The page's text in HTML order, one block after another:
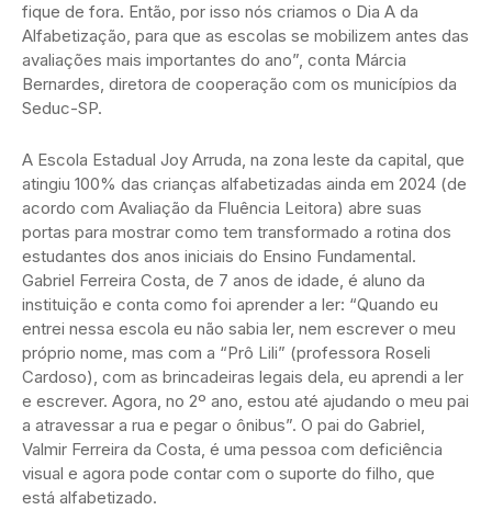
fique de fora. Então, por isso nós criamos o Dia A da
Alfabetização, para que as escolas se mobilizem antes das
avaliações mais importantes do ano”, conta Márcia
Bernardes, diretora de cooperação com os municípios da
Seduc-SP.
A Escola Estadual Joy Arruda, na zona leste da capital, que
atingiu 100% das crianças alfabetizadas ainda em 2024 (de
acordo com Avaliação da Fluência Leitora) abre suas
portas para mostrar como tem transformado a rotina dos
estudantes dos anos iniciais do Ensino Fundamental.
Gabriel Ferreira Costa, de 7 anos de idade, é aluno da
instituição e conta como foi aprender a ler: “Quando eu
entrei nessa escola eu não sabia ler, nem escrever o meu
próprio nome, mas com a “Prô Lili” (professora Roseli
Cardoso), com as brincadeiras legais dela, eu aprendi a ler
e escrever. Agora, no 2º ano, estou até ajudando o meu pai
a atravessar a rua e pegar o ônibus”. O pai do Gabriel,
Valmir Ferreira da Costa, é uma pessoa com deficiência
visual e agora pode contar com o suporte do filho, que
está alfabetizado.